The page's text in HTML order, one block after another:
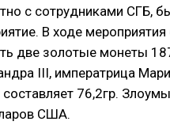
с сотрудниками СГБ,
В ходе
две золотые монеты
III, императрица
76,2гр.
США.